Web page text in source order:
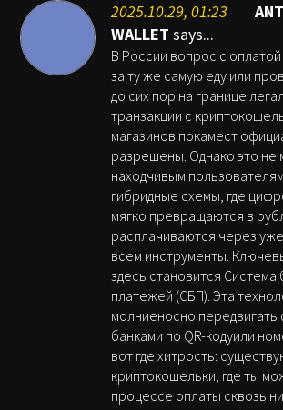
2025.10.29, 01:23
WALLET says...
В России вопрос с
за ту же самую еду или
до сих пор на границе
транзакции с
магазинов покамест
разрешены. Однако это не
находчивым
гибридные схемы, где
мягко превращаются в
расплачиваются через
всем инструменты.
здесь становится Система
платежей (СБП). Эта
молниеносно
банками по QR-кодуили
вот где хитрость:
криптокошельки, где ты
процессе оплаты сквозь